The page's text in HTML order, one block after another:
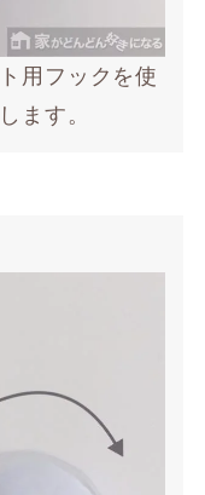
用フックを使
ます。